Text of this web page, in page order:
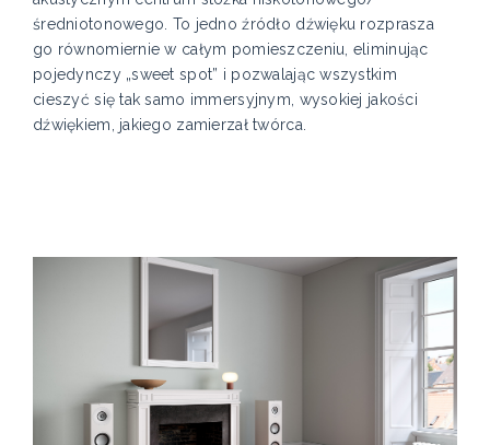
średniotonowego. To jedno źródło dźwięku rozprasza
go równomiernie w całym pomieszczeniu, eliminując
pojedynczy „sweet spot” i pozwalając wszystkim
cieszyć się tak samo immersyjnym, wysokiej jakości
dźwiękiem, jakiego zamierzał twórca.